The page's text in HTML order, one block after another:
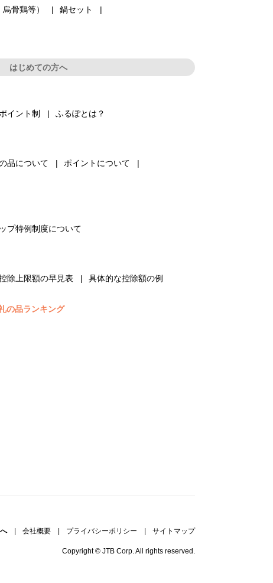
骨鶏等）
鍋セット
はじめての方へ
イント制 ふるぽとは？
品について
ポイントについて
プ特例制度について
除上限額の早見表 具体的な控除額の例
の品ランキング
| 会社概要 プライバシーポリシー サイトマップ
Copyright © JTB Corp. All rights reserved.